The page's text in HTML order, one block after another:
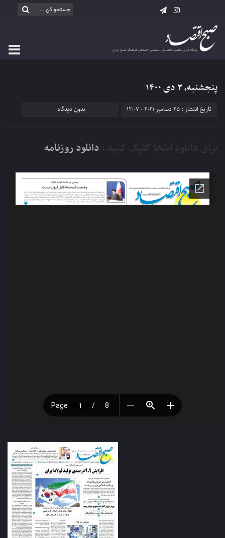
پنجشنبه، ۲ دی ۱۴۰۰
تاریخ انتشار : 25 دسامبر 2021 - 12:07 بدون دیدگاه
دانلود روزنامه